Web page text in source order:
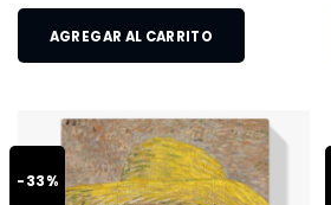
AGREGAR AL CARRITO
-33%